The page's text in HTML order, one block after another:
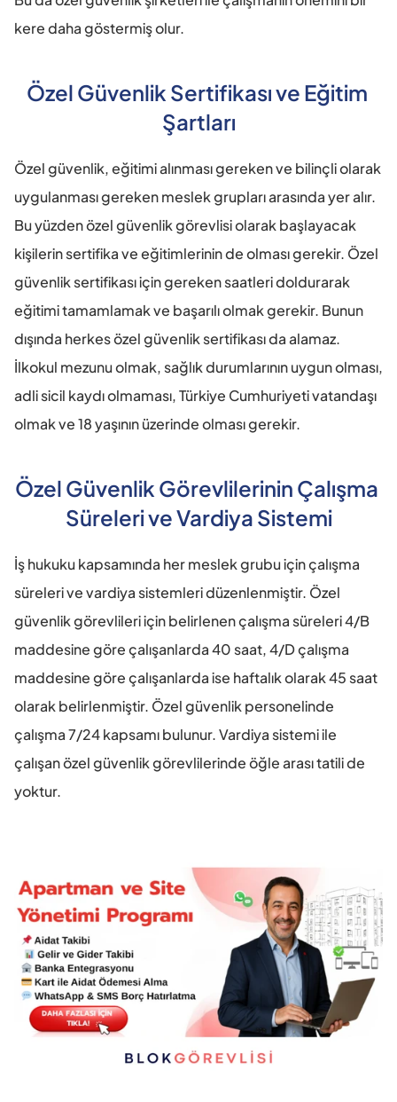
kere daha göstermiş olur.
Özel Güvenlik Sertifikası ve Eğitim
Şartları
Özel güvenlik, eğitimi alınması gereken ve bilinçli olarak
uygulanması gereken meslek grupları arasında yer alır.
Bu yüzden özel güvenlik görevlisi olarak başlayacak
kişilerin sertifika ve eğitimlerinin de olması gerekir. Özel
güvenlik sertifikası için gereken saatleri doldurarak
eğitimi tamamlamak ve başarılı olmak gerekir. Bunun
dışında herkes özel güvenlik sertifikası da alamaz.
İlkokul mezunu olmak, sağlık durumlarının uygun olması,
adli sicil kaydı olmaması, Türkiye Cumhuriyeti vatandaşı
olmak ve 18 yaşının üzerinde olması gerekir.
Özel Güvenlik Görevlilerinin Çalışma
Süreleri ve Vardiya Sistemi
İş hukuku kapsamında her meslek grubu için çalışma
süreleri ve vardiya sistemleri düzenlenmiştir. Özel
güvenlik görevlileri için belirlenen çalışma süreleri 4/B
maddesine göre çalışanlarda 40 saat, 4/D çalışma
maddesine göre çalışanlarda ise haftalık olarak 45 saat
olarak belirlenmiştir. Özel güvenlik personelinde
çalışma 7/24 kapsamı bulunur. Vardiya sistemi ile
çalışan özel güvenlik görevlilerinde öğle arası tatili de
yoktur.